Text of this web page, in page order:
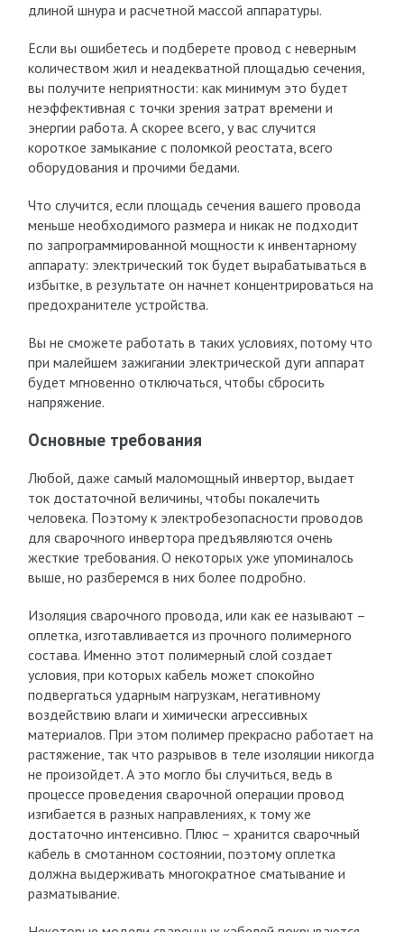
длиной шнура и расчетной массой аппаратуры.
Если вы ошибетесь и подберете провод с неверным
количеством жил и неадекватной площадью сечения,
вы получите неприятности: как минимум это будет
неэффективная с точки зрения затрат времени и
энергии работа. А скорее всего, у вас случится
короткое замыкание с поломкой реостата, всего
оборудования и прочими бедами.
Что случится, если площадь сечения вашего провода
меньше необходимого размера и никак не подходит
по запрограммированной мощности к инвентарному
аппарату: электрический ток будет вырабатываться в
избытке, в результате он начнет концентрироваться на
предохранителе устройства.
Вы не сможете работать в таких условиях, потому что
при малейшем зажигании электрической дуги аппарат
будет мгновенно отключаться, чтобы сбросить
напряжение.
Основные требования
Любой, даже самый маломощный инвертор, выдает
ток достаточной величины, чтобы покалечить
человека. Поэтому к электробезопасности проводов
для сварочного инвертора предъявляются очень
жесткие требования. О некоторых уже упоминалось
выше, но разберемся в них более подробно.
Изоляция сварочного провода, или как ее называют –
оплетка, изготавливается из прочного полимерного
состава. Именно этот полимерный слой создает
условия, при которых кабель может спокойно
подвергаться ударным нагрузкам, негативному
воздействию влаги и химически агрессивных
материалов. При этом полимер прекрасно работает на
растяжение, так что разрывов в теле изоляции никогда
не произойдет. А это могло бы случиться, ведь в
процессе проведения сварочной операции провод
изгибается в разных направлениях, к тому же
достаточно интенсивно. Плюс – хранится сварочный
кабель в смотанном состоянии, поэтому оплетка
должна выдерживать многократное сматывание и
разматывание.